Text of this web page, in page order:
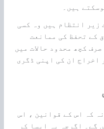
ہیں۔
زیر انتظام ہیں وہ کسی
کے تحفظ کی ممانعت
کچھ محدود حالات میں
اخراج ان کی اپنی ڈگری
کہ اس کے قوانین ، اس
گے۔ اگرچہ یہ ایسا کر